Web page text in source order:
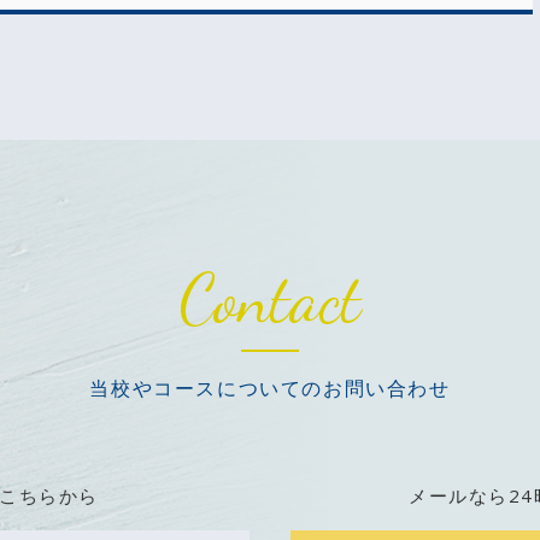
Contact
当校やコースについてのお問い合わせ
ちらから メールなら24